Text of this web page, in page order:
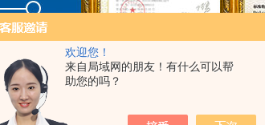
欢迎您！
来自局域网的朋友！有什么可以帮
助您的吗？